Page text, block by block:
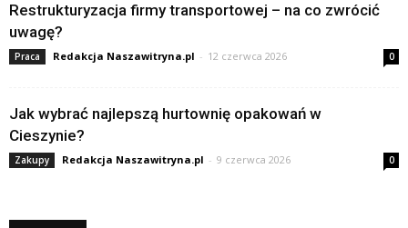
Restrukturyzacja firmy transportowej – na co zwrócić
uwagę?
Praca Redakcja Naszawitryna.pl - 12 czerwca 2026 0
Jak wybrać najlepszą hurtownię opakowań w
Cieszynie?
Zakupy Redakcja Naszawitryna.pl - 9 czerwca 2026 0